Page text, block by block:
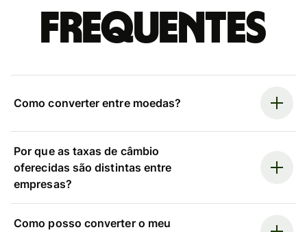
frequentes
Como converter entre moedas?
Por que as taxas de câmbio
oferecidas são distintas entre
empresas?
Como posso converter o meu